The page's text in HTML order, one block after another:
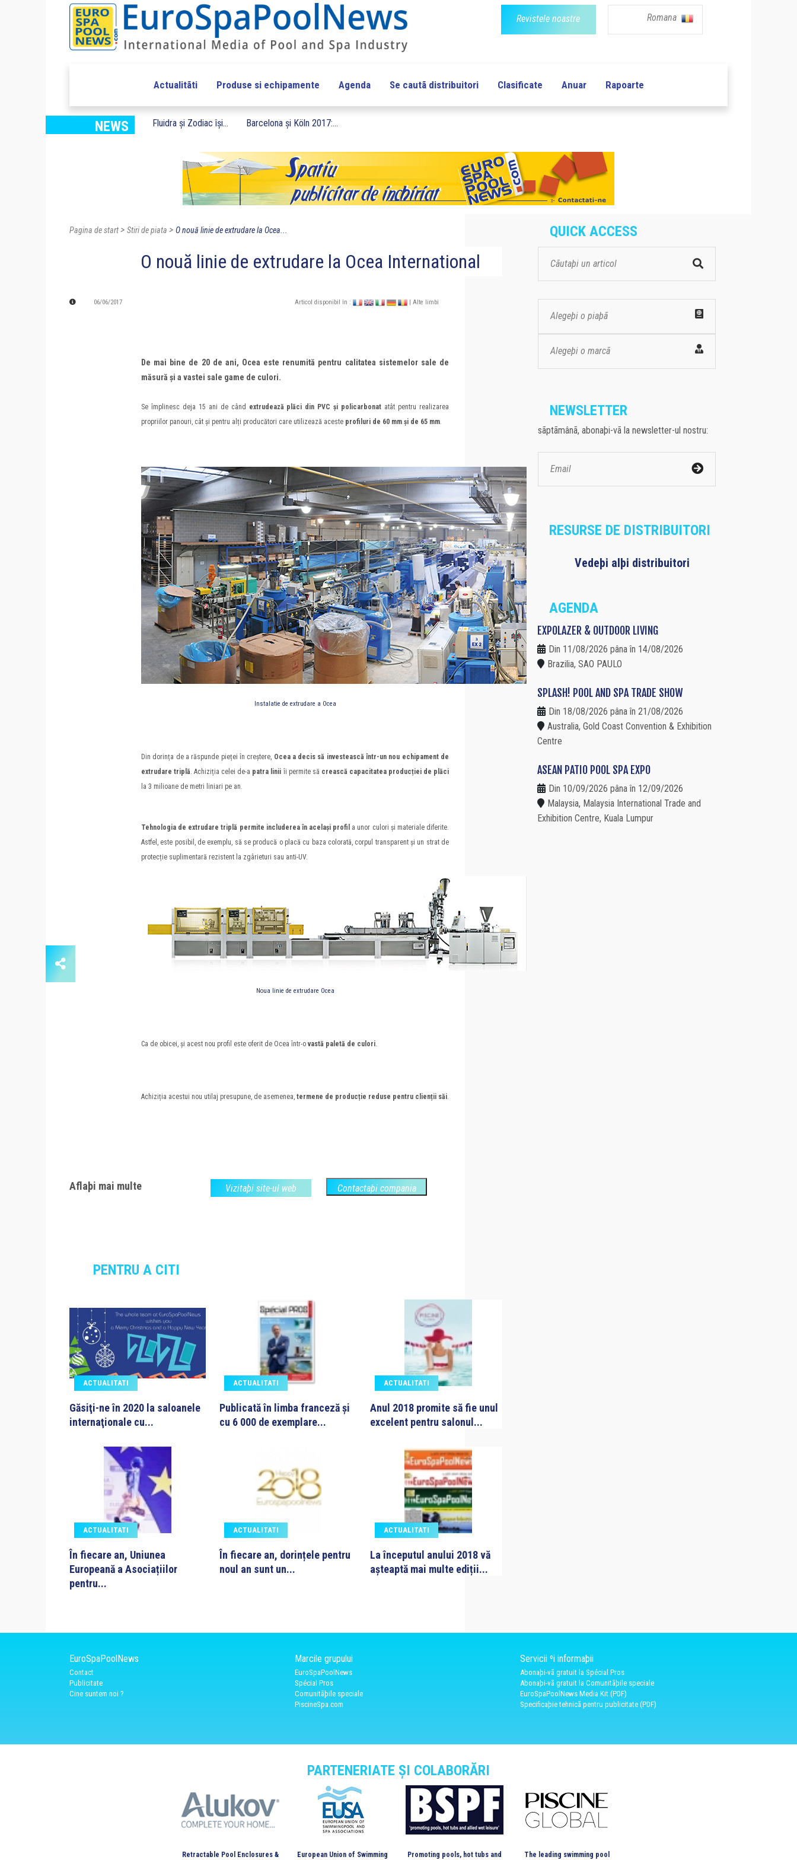
Revistele noastre Romana
Actualitãti Produse si echipamente Agenda Se cautã distribuitori Clasificate Anuar Rapoarte
NEWS Fluidra și Zodiac își... Barcelona și Köln 2017:...
Pagina de start> Stiri de piata > O nouă linie de extrudare la Ocea...
O nouă linie de extrudare la Ocea International
06/06/2017 Articol disponibil în : | Alte limbi
De mai bine de 20 de ani, Ocea este renumită pentru calitatea sistemelor sale de
măsură și a vastei sale game de culori.
Se împlinesc deja 15 ani de când extrudează plăci din PVC și policarbonat atât pentru realizarea
propriilor panouri, cât și pentru alți producători care utilizează aceste profiluri de 60 mm și de 65 mm.
Instalatie de extrudare a Ocea
Din dorința de a răspunde pieței în creștere, Ocea a decis să investească într-un nou echipament de
extrudare triplă. Achiziția celei de-a patra linii îi permite să crească capacitatea producției de plăci
la 3 milioane de metri liniari pe an.
Tehnologia de extrudare triplă permite includerea în același profil a unor culori și materiale diferite.
Astfel, este posibil, de exemplu, să se producă o placă cu baza colorată, corpul transparent și un strat de
protecție suplimentară rezistent la zgârieturi sau anti-UV.
Noua linie de extrudare Ocea
Ca de obicei, și acest nou profil este oferit de Ocea într-o vastă paletă de culori.
Achiziția acestui nou utilaj presupune, de asemenea, termene de producție reduse pentru clienții săi.
Aflaþi mai multe Vizitaþi site-ul web Contactaþi compania
PENTRU A CITI
ACTUALITATI
Găsiţi-ne în 2020 la saloanele
internaţionale cu...
ACTUALITATI
Publicată în limba franceză și
cu 6 000 de exemplare...
ACTUALITATI
Anul 2018 promite să fie unul
excelent pentru salonul...
ACTUALITATI
În fiecare an, Uniunea
Europeană a Asociațiilor
pentru...
ACTUALITATI
În fiecare an, dorințele pentru
noul an sunt un...
ACTUALITATI
La începutul anului 2018 vă
așteaptă mai multe ediții...
QUICK ACCESS
Alegeþi o piaþã
Alegeþi o marcã
NEWSLETTER
sãptãmânã, abonaþi-vã la newsletter-ul nostru:
RESURSE DE DISTRIBUITORI
Vedeþi alþi distribuitori
AGENDA
EXPOLAZER & OUTDOOR LIVING
Din 11/08/2026 pâna în 14/08/2026
Brazilia, SAO PAULO
SPLASH! POOL AND SPA TRADE SHOW
Din 18/08/2026 pâna în 21/08/2026
Australia, Gold Coast Convention & Exhibition
Centre
ASEAN PATIO POOL SPA EXPO
Din 10/09/2026 pâna în 12/09/2026
Malaysia, Malaysia International Trade and
Exhibition Centre, Kuala Lumpur
EuroSpaPoolNews
Contact
Publicitate
Cine suntem noi ?
Marcile grupului
EuroSpaPoolNews
Spécial Pros
Comunitãþile speciale
PiscineSpa.com
Servicii ºi informaþii
Abonaþi-vã gratuit la Spécial Pros
Abonaþi-vã gratuit la Comunitãþile speciale
EuroSpaPoolNews Media Kit (PDF)
Specificaþie tehnicã pentru publicitate (PDF)
PARTENERIATE ȘI COLABORĂRI
Retractable Pool Enclosures & European Union of Swimming Promoting pools, hot tubs and The leading swimming pool